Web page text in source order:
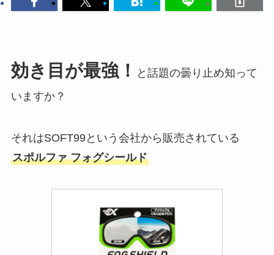
効き目が最強！
と話題の曇り止め知って
いますか？
それはSOFT99という会社から販売されている
スポルファ フォグシールド